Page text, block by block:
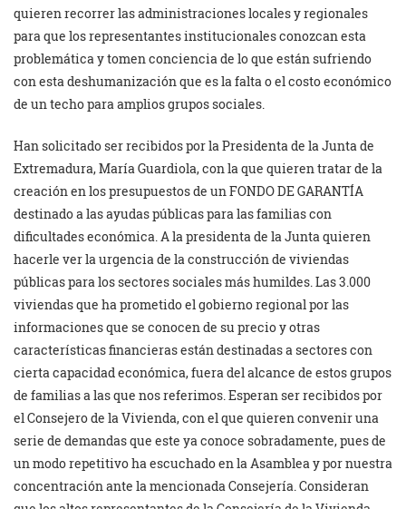
quieren recorrer las administraciones locales y regionales
para que los representantes institucionales conozcan esta
problemática y tomen conciencia de lo que están sufriendo
con esta deshumanización que es la falta o el costo económico
de un techo para amplios grupos sociales.
Han solicitado ser recibidos por la Presidenta de la Junta de
Extremadura, María Guardiola, con la que quieren tratar de la
creación en los presupuestos de un FONDO DE GARANTÍA
destinado a las ayudas públicas para las familias con
dificultades económica. A la presidenta de la Junta quieren
hacerle ver la urgencia de la construcción de viviendas
públicas para los sectores sociales más humildes. Las 3.000
viviendas que ha prometido el gobierno regional por las
informaciones que se conocen de su precio y otras
características financieras están destinadas a sectores con
cierta capacidad económica, fuera del alcance de estos grupos
de familias a las que nos referimos. Esperan ser recibidos por
el Consejero de la Vivienda, con el que quieren convenir una
serie de demandas que este ya conoce sobradamente, pues de
un modo repetitivo ha escuchado en la Asamblea y por nuestra
concentración ante la mencionada Consejería. Consideran